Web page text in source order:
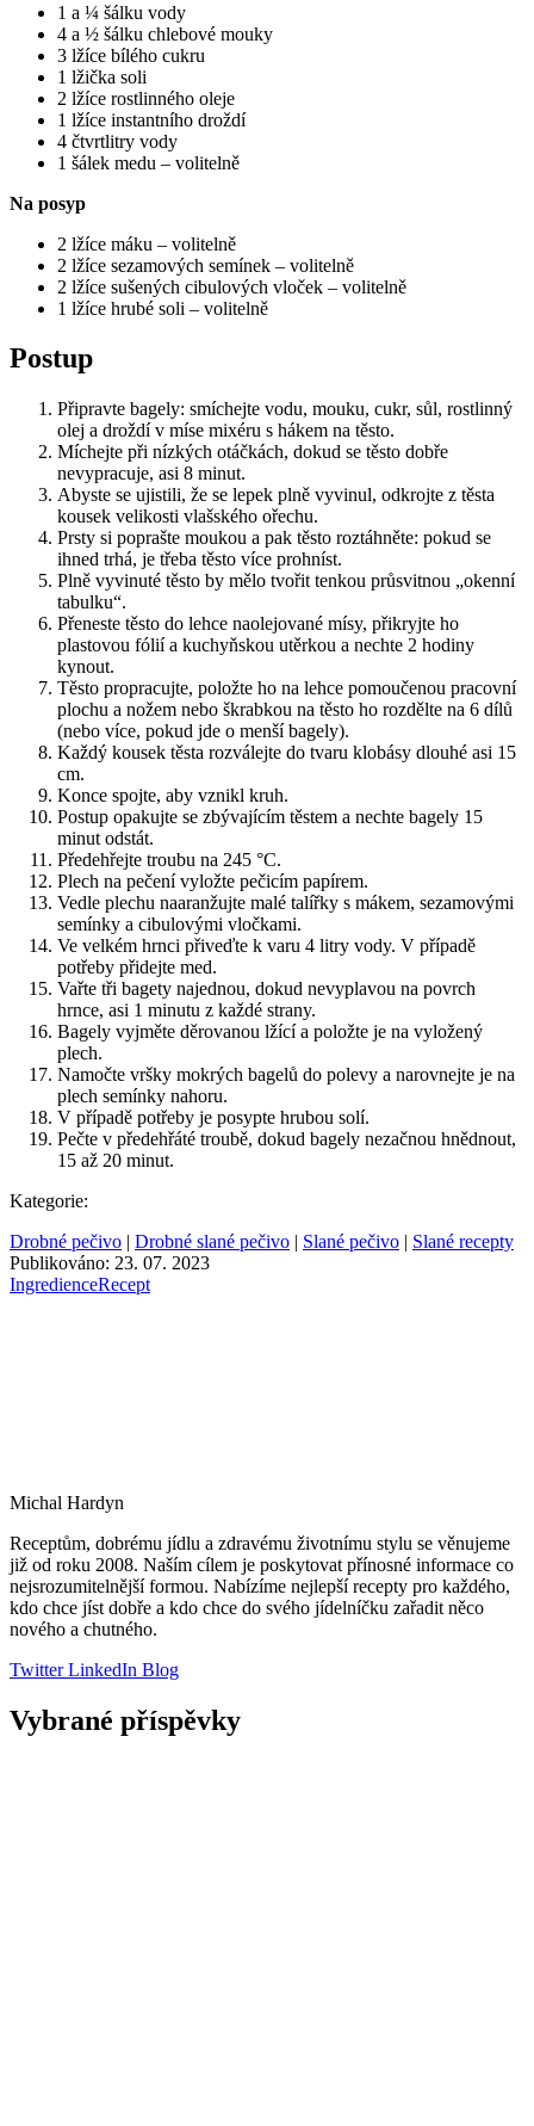
1 a ¼ šálku vody
4 a ½ šálku chlebové mouky
3 lžíce bílého cukru
1 lžička soli
2 lžíce rostlinného oleje
1 lžíce instantního droždí
4 čtvrtlitry vody
1 šálek medu – volitelně
Na posyp
2 lžíce máku – volitelně
2 lžíce sezamových semínek – volitelně
2 lžíce sušených cibulových vloček – volitelně
1 lžíce hrubé soli – volitelně
Postup
Připravte bagely: smíchejte vodu, mouku, cukr, sůl, rostlinný
olej a droždí v míse mixéru s hákem na těsto.
Míchejte při nízkých otáčkách, dokud se těsto dobře
nevypracuje, asi 8 minut.
Abyste se ujistili, že se lepek plně vyvinul, odkrojte z těsta
kousek velikosti vlašského ořechu.
Prsty si poprašte moukou a pak těsto roztáhněte: pokud se
ihned trhá, je třeba těsto více prohníst.
Plně vyvinuté těsto by mělo tvořit tenkou průsvitnou „okenní
tabulku“.
Přeneste těsto do lehce naolejované mísy, přikryjte ho
plastovou fólií a kuchyňskou utěrkou a nechte 2 hodiny
kynout.
Těsto propracujte, položte ho na lehce pomoučenou pracovní
plochu a nožem nebo škrabkou na těsto ho rozdělte na 6 dílů
(nebo více, pokud jde o menší bagely).
Každý kousek těsta rozválejte do tvaru klobásy dlouhé asi 15
cm.
Konce spojte, aby vznikl kruh.
Postup opakujte se zbývajícím těstem a nechte bagely 15
minut odstát.
Předehřejte troubu na 245 °C.
Plech na pečení vyložte pečicím papírem.
Vedle plechu naaranžujte malé talířky s mákem, sezamovými
semínky a cibulovými vločkami.
Ve velkém hrnci přiveďte k varu 4 litry vody. V případě
potřeby přidejte med.
Vařte tři bagety najednou, dokud nevyplavou na povrch
hrnce, asi 1 minutu z každé strany.
Bagely vyjměte děrovanou lžící a položte je na vyložený
plech.
Namočte vršky mokrých bagelů do polevy a narovnejte je na
plech semínky nahoru.
V případě potřeby je posypte hrubou solí.
Pečte v předehřáté troubě, dokud bagely nezačnou hnědnout,
15 až 20 minut.
Kategorie:
Drobné pečivo | Drobné slané pečivo | Slané pečivo | Slané recepty
Publikováno: 23. 07. 2023
IngredienceRecept
Michal Hardyn
Receptům, dobrému jídlu a zdravému životnímu stylu se věnujeme
již od roku 2008. Naším cílem je poskytovat přínosné informace co
nejsrozumitelnější formou. Nabízíme nejlepší recepty pro každého,
kdo chce jíst dobře a kdo chce do svého jídelníčku zařadit něco
nového a chutného.
TwitterLinkedIn Blog
Vybrané příspěvky